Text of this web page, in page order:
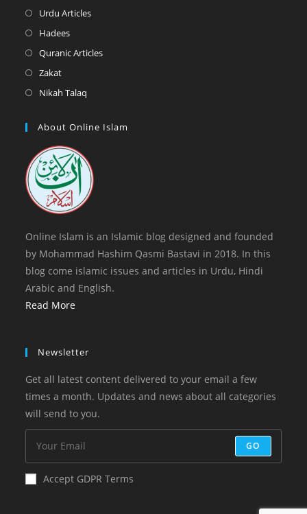
tab
tab
tab
Urdu ArticlesOpens
a
HadeesOpens
in
tab
Quranic ArticlesOpens
tab
ZakatOpens
in
new
Nikah Talaq
a
tab
About Online Islam
Online Islam is an Islamic blog designed and founded
by Mohammad Hashim Qasmi Bastavi in 2018. In this
blog come islamic issues and articles in Urdu, Hindi
Arabic and English.
Read More
Newsletter
Get all latest content delivered to your email a few
times a month. Updates and news about all categories
will send to you.
GO
Accept GDPR Terms